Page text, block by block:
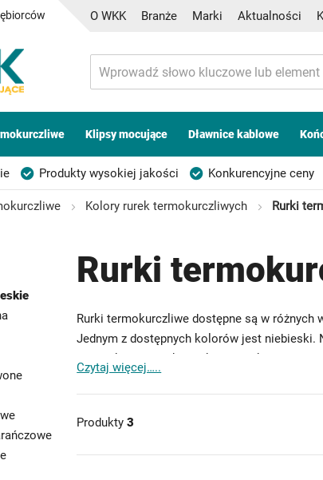
O WKK Branże Marki Aktualności
Klipsy mocujące Dławnice kablowe
Produkty wysokiej jakości Konkurencyjne ceny
Kolory rurek termokurczliwych Rurki
Rurki
Rurki termokurczliwe dostępne są w różnych
Jednym z dostępnych kolorów jest
Wszystkie niebieskie rurki są cienkościenne.
Czytaj więcej…..
Produkty3